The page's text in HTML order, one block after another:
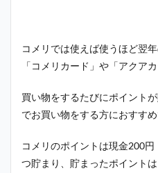
コメリでは使えば使うほど翌
「コメリカード」や「アクア
買い物をするたびにポイント
でお買い物をする方におすすめ
コメリのポイントは現金200
つ貯まり、貯まったポイント